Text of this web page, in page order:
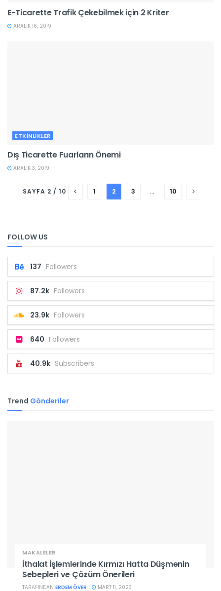
E-Ticarette Trafik Çekebilmek için 2 Kriter
ARALIK 16, 2019
ETKINLIKLER
Dış Ticarette Fuarların Önemi
ARALIK 3, 2019
SAYFA 2 / 10 1 2 3 … 10
FOLLOW US
137 Followers
87.2k Followers
23.9k Followers
640 Followers
40.9k Subscribers
Trend Gönderiler
MAKALELER
İthalat İşlemlerinde Kırmızı Hatta Düşmenin
Sebepleri ve Çözüm Önerileri
TARAFINDAN ERDEM ÖVER MART 11, 2023